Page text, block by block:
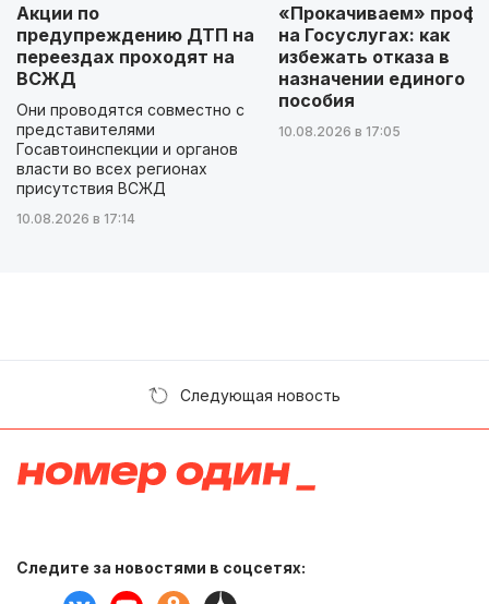
Акции по
предупреждению ДТП на
переездах проходят на
ВСЖД
Они проводятся совместно с
представителями
Госавтоинспекции и органов
власти во всех регионах
присутствия ВСЖД
10.08.2026 в 17:14
«Прокачиваем»
на Госуслугах: как
избежать отказа в
назначении единого
пособия
10.08.2026 в 17:05
Следующая новость
Следите за новостями в соцсетях: